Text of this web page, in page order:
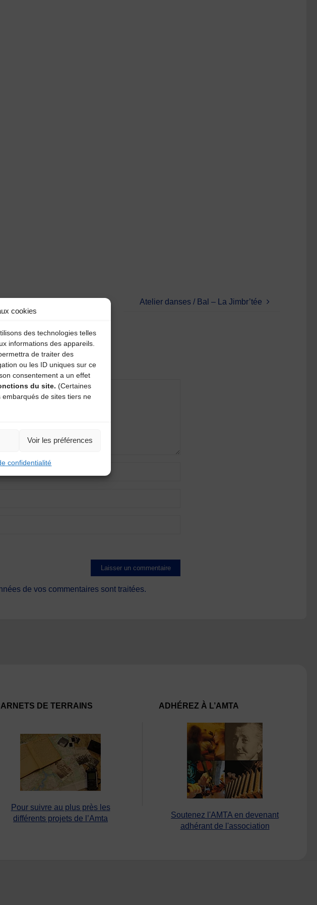
cookies
des technologies telles
informations des appareils.
de traiter des
ou les ID uniques sur ce
consentement a un effet
du site. (Certaines
de sites tiers ne
Voir les préférences
confidentialité
Atelier danses / Bal – La Jimbr’tée
de vos commentaires sont traitées.
DE TERRAINS
Pour suivre au plus près les
différents projets de l’Amta
ADHÉREZ À L’AMTA
Soutenez l'AMTA en devenant
adhérant de l'association